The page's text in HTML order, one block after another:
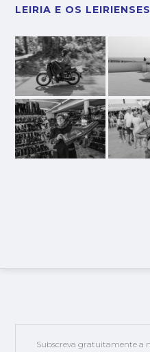
LEIRIA E OS LEIRIENSES